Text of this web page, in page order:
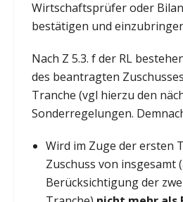
Wirtschaftsprüfer oder
bestätigen und
Nach Z 5.3. f der RL
des beantragten
Tranche (vgl hierzu den
Sonderregelungen.
Wird im Zuge der ersten
Zuschuss von insgesamt
Berücksichtigung der